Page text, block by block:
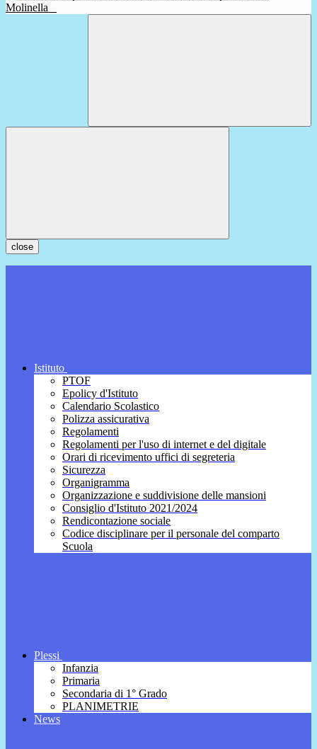
Molinella
close
Istituto
PTOF
Epolicy d'Istituto
Calendario Scolastico
Polizza assicurativa
Regolamenti
Regolamenti per l'uso di internet e del digitale
Orari di ricevimento uffici di segreteria
Sicurezza
Organigramma
Organizzazione e suddivisione delle mansioni
Consiglio d'Istituto 2021/2024
Rendicontazione sociale
Codice disciplinare per il personale del comparto
Scuola
Plessi
Infanzia
Primaria
Secondaria di 1° Grado
PLANIMETRIE
News